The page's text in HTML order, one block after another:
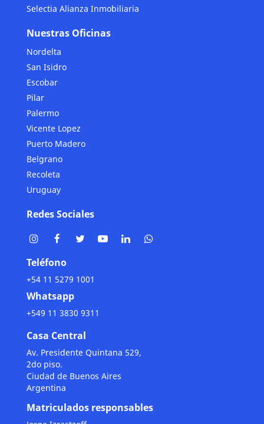
Selectia Alianza Inmobiliaria
Nuestras Oficinas
Nordelta
San Isidro
Escobar
Pilar
Palermo
Vicente Lopez
Puerto Madero
Belgrano
Recoleta
Uruguay
Redes Sociales
Teléfono
+54 11 5279 1001
Whatsapp
+549 11 3830 9311
Casa Central
Av. Presidente Quintana 529,
2do piso.
Ciudad de Buenos Aires
Argentina
Matriculados responsables